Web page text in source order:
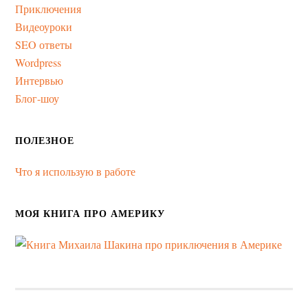
Приключения
Видеоуроки
SEO ответы
Wordpress
Интервью
Блог-шоу
ПОЛЕЗНОЕ
Что я использую в работе
МОЯ КНИГА ПРО АМЕРИКУ